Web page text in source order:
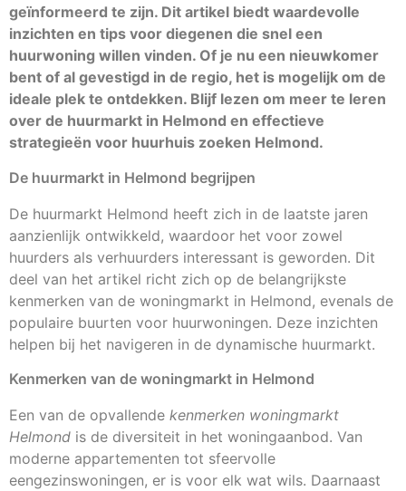
geïnformeerd te zijn. Dit artikel biedt waardevolle
inzichten en tips voor diegenen die snel een
huurwoning willen vinden. Of je nu een nieuwkomer
bent of al gevestigd in de regio, het is mogelijk om de
ideale plek te ontdekken. Blijf lezen om meer te leren
over de huurmarkt in Helmond en effectieve
strategieën voor huurhuis zoeken Helmond.
De huurmarkt in Helmond begrijpen
De huurmarkt Helmond heeft zich in de laatste jaren
aanzienlijk ontwikkeld, waardoor het voor zowel
huurders als verhuurders interessant is geworden. Dit
deel van het artikel richt zich op de belangrijkste
kenmerken van de woningmarkt in Helmond, evenals de
populaire buurten voor huurwoningen. Deze inzichten
helpen bij het navigeren in de dynamische huurmarkt.
Kenmerken van de woningmarkt in Helmond
Een van de opvallende kenmerken woningmarkt
Helmond is de diversiteit in het woningaanbod. Van
moderne appartementen tot sfeervolle
eengezinswoningen, er is voor elk wat wils. Daarnaast